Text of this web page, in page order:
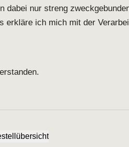
nur streng
erkläre ich mich mit der